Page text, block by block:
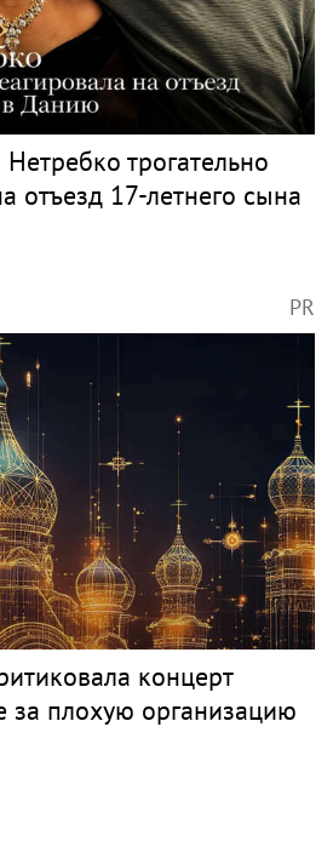
трогательно
отъезд 17-летнего сына
PR
концерт
за плохую организацию